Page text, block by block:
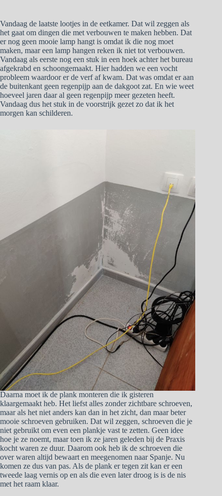
Vandaag de laatste lootjes in de eetkamer. Dat wil zeggen als
het gaat om dingen die met verbouwen te maken hebben. Dat
er nog geen mooie lamp hangt is omdat ik die nog moet
maken, maar een lamp hangen reken ik niet tot verbouwen.
Vandaag als eerste nog een stuk in een hoek achter het bureau
afgekrabd en schoongemaakt. Hier hadden we een vocht
probleem waardoor er de verf af kwam. Dat was omdat er aan
de buitenkant geen regenpijp aan de dakgoot zat. En wie weet
hoeveel jaren daar al geen regenpijp meer gezeten heeft.
Vandaag dus het stuk in de voorstrijk gezet zo dat ik het
morgen kan schilderen.
Daarna moet ik de plank monteren die ik gisteren
klaargemaakt heb. Het liefst alles zonder zichtbare schroeven,
maar als het niet anders kan dan in het zicht, dan maar beter
mooie schroeven gebruiken. Dat wil zeggen, schroeven die je
niet gebruikt om even een plankje vast te zetten. Geen idee
hoe je ze noemt, maar toen ik ze jaren geleden bij de Praxis
kocht waren ze duur. Daarom ook heb ik de schroeven die
over waren altijd bewaart en meegenomen naar Spanje. Nu
komen ze dus van pas. Als de plank er tegen zit kan er een
tweede laag vernis op en als die even later droog is is de nis
met het raam klaar.